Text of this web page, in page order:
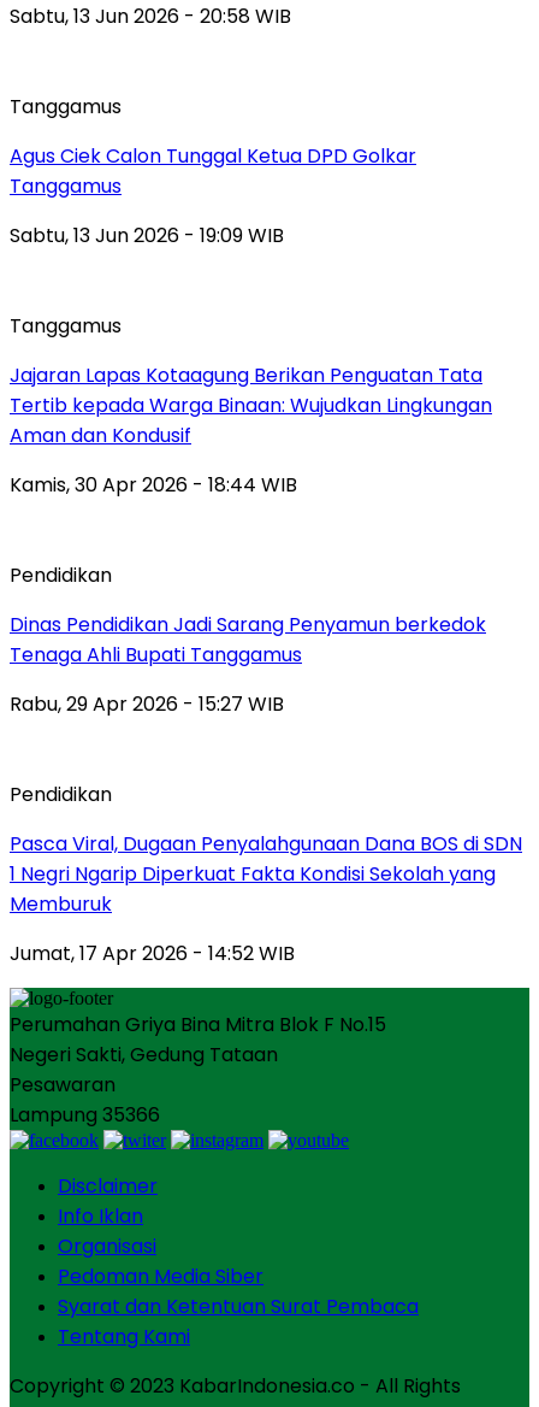
Sabtu, 13 Jun 2026 - 20:58 WIB
Tanggamus
Agus Ciek Calon Tunggal Ketua DPD Golkar
Tanggamus
Sabtu, 13 Jun 2026 - 19:09 WIB
Tanggamus
Jajaran Lapas Kotaagung Berikan Penguatan Tata
Tertib kepada Warga Binaan: Wujudkan Lingkungan
Aman dan Kondusif
Kamis, 30 Apr 2026 - 18:44 WIB
Pendidikan
Dinas Pendidikan Jadi Sarang Penyamun berkedok
Tenaga Ahli Bupati Tanggamus
Rabu, 29 Apr 2026 - 15:27 WIB
Pendidikan
Pasca Viral, Dugaan Penyalahgunaan Dana BOS di SDN
1 Negri Ngarip Diperkuat Fakta Kondisi Sekolah yang
Memburuk
Jumat, 17 Apr 2026 - 14:52 WIB
Perumahan Griya Bina Mitra Blok F No.15
Negeri Sakti, Gedung Tataan
Pesawaran
Lampung 35366
Disclaimer
Info Iklan
Organisasi
Pedoman Media Siber
Syarat dan Ketentuan Surat Pembaca
Tentang Kami
Copyright © 2023 KabarIndonesia.co - All Rights